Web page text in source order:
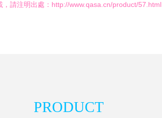
，請注明出處：http://www.qasa.cn/product/57.html
PRODUCT